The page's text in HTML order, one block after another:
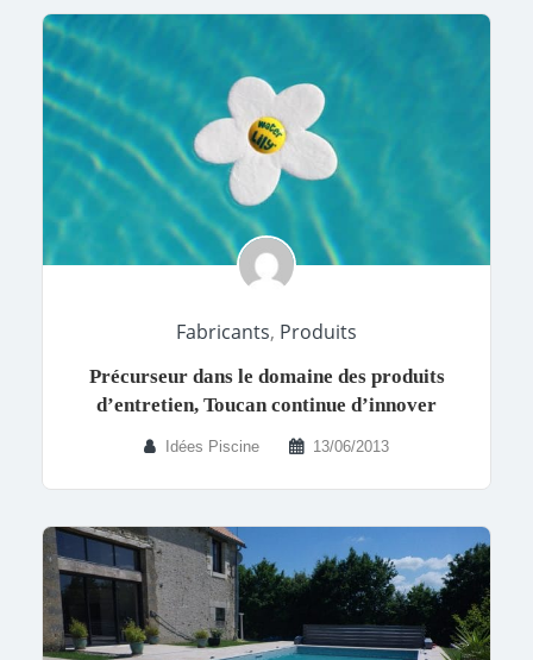
Fabricants, Produits
Précurseur dans le domaine des produits
d’entretien, Toucan continue d’innover
Idées Piscine 13/06/2013